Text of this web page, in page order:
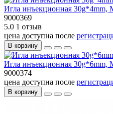
Игла инъекционная 30g*4mm,
9000369
5.0 1 отзыв
цена доступна после
В корзину
Игла инъекционная 30g*6mm,
9000374
цена доступна после
В корзину